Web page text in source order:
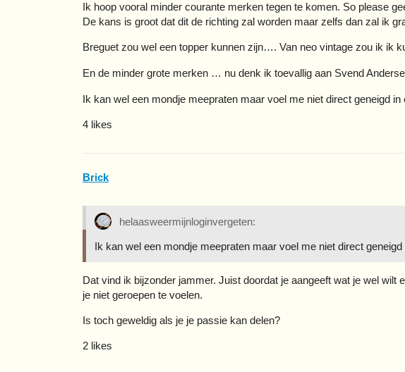
Ik hoop vooral minder courante merken tegen te komen. So please
De kans is groot dat dit de richting zal worden maar zelfs dan zal ik
Breguet zou wel een topper kunnen zijn…. Van neo vintage zou ik ik
En de minder grote merken … nu denk ik toevallig aan Svend
Ik kan wel een mondje meepraten maar voel me niet direct geneigd in
4 likes
Brick
helaasweermijnloginvergeten:
Ik kan wel een mondje meepraten maar voel me niet direct
Dat vind ik bijzonder jammer. Juist doordat je aangeeft wat je wel wilt
je niet geroepen te voelen.
Is toch geweldig als je je passie kan delen?
2 likes